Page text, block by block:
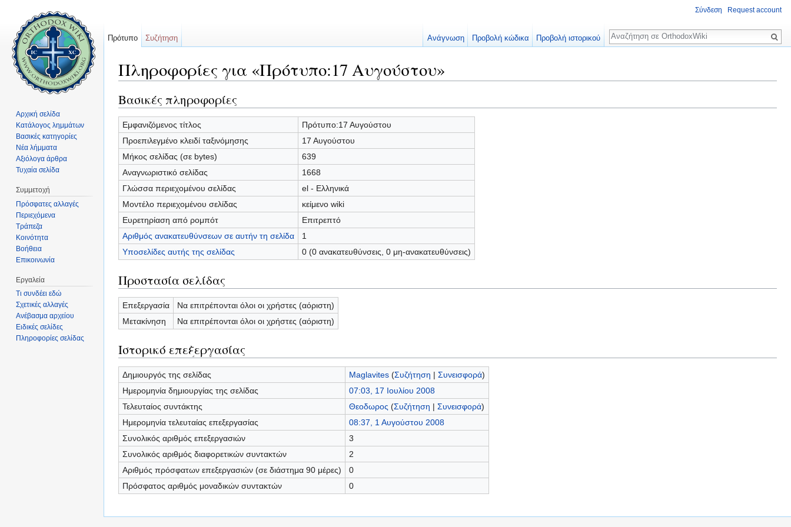
Πληροφορίες για «Πρότυπο:17 Αυγούστου»
Βασικές πληροφορίες
Εμφανιζόμενος τίτλος
Πρότυπο:17 Αυγούστου
Προεπιλεγμένο κλειδί ταξινόμησης
17 Αυγούστου
Μήκος σελίδας (σε bytes)
639
Αναγνωριστικό σελίδας
1668
Γλώσσα περιεχομένου σελίδας
el - Ελληνικά
Μοντέλο περιεχομένου σελίδας
κείμενο wiki
Ευρετηρίαση από ρομπότ
Επιτρεπτό
Αριθμός ανακατευθύνσεων σε αυτήν τη σελίδα
1
Υποσελίδες αυτής της σελίδας
0 (0 ανακατευθύνσεις, 0 μη-ανακατευθύνσεις)
Προστασία σελίδας
Επεξεργασία
Να επιτρέπονται όλοι οι χρήστες (αόριστη)
Μετακίνηση
Να επιτρέπονται όλοι οι χρήστες (αόριστη)
Ιστορικό επεξεργασίας
Δημιουργός της σελίδας Maglavites (Συζήτηση | Συνεισφορά)
Ημερομηνία δημιουργίας της σελίδας
07:03, 17 Ιουλίου 2008
Τελευταίος συντάκτης
Θεοδωρος (Συζήτηση | Συνεισφορά)
Ημερομηνία τελευταίας επεξεργασίας
08:37, 1 Αυγούστου 2008
Συνολικός αριθμός επεξεργασιών
3
Συνολικός αριθμός διαφορετικών συντακτών
2
Αριθμός πρόσφατων επεξεργασιών (σε διάστημα 90 μέρες)
0
Πρόσφατος αριθμός μοναδικών συντακτών
0
Σύνδεση Request account
Πρότυπο Συζήτηση Ανάγνωση Προβολή κώδικα Προβολή ιστορικού
Αναζήτηση
Αρχική σελίδα
Κατάλογος λημμάτων
Βασικές κατηγορίες
Νέα λήμματα
Αξιόλογα άρθρα
Τυχαία σελίδα
Συμμετοχή
Πρόσφατες αλλαγές
Περιεχόμενα
Τράπεζα
Κοινότητα
Βοήθεια
Επικοινωνία
Εργαλεία
Τι συνδέει εδώ
Σχετικές αλλαγές
Ανέβασμα αρχείου
Ειδικές σελίδες
Πληροφορίες σελίδας